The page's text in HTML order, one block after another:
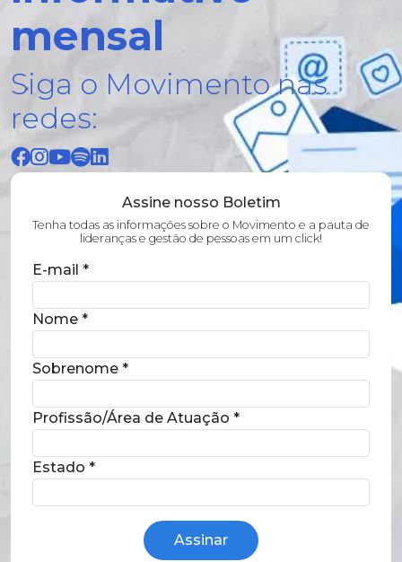
mensal
Siga o Movimento nas
redes:
Assine nosso Boletim
Tenha todas as informações sobre o Movimento e a pauta de
lideranças e gestão de pessoas em um click!
E-mail *
Nome *
Sobrenome *
Profissão/Área de Atuação *
Estado *